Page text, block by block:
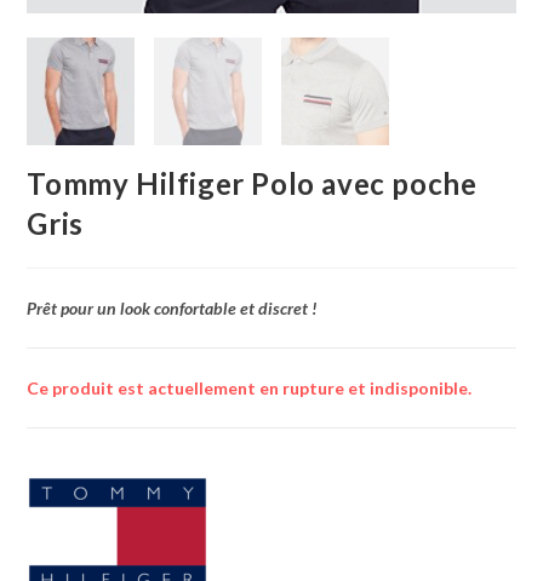
Tommy Hilfiger Polo avec poche
Gris
Prêt pour un look confortable et discret !
Ce produit est actuellement en rupture et indisponible.